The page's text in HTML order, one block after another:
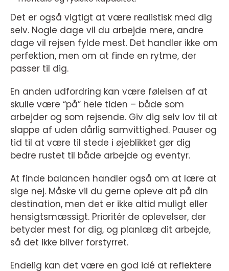
Det er også vigtigt at være realistisk med dig
selv. Nogle dage vil du arbejde mere, andre
dage vil rejsen fylde mest. Det handler ikke om
perfektion, men om at finde en rytme, der
passer til dig.
En anden udfordring kan være følelsen af at
skulle være “på” hele tiden – både som
arbejder og som rejsende. Giv dig selv lov til at
slappe af uden dårlig samvittighed. Pauser og
tid til at være til stede i øjeblikket gør dig
bedre rustet til både arbejde og eventyr.
At finde balancen handler også om at lære at
sige nej. Måske vil du gerne opleve alt på din
destination, men det er ikke altid muligt eller
hensigtsmæssigt. Prioritér de oplevelser, der
betyder mest for dig, og planlæg dit arbejde,
så det ikke bliver forstyrret.
Endelig kan det være en god idé at reflektere